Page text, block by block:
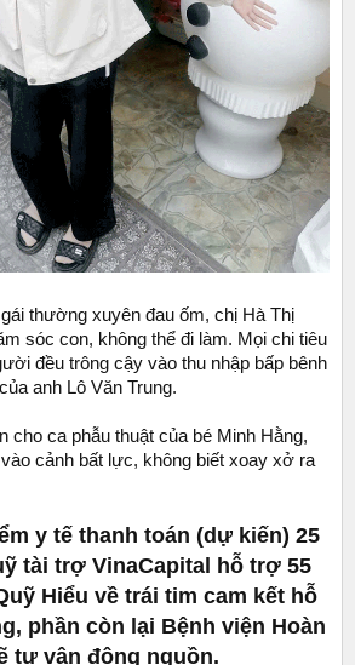
thường xuyên đau ốm, chị Hà Thị
sóc con, không thể đi làm. Mọi chi tiêu
đều trông cậy vào thu nhập bấp bênh
anh Lô Văn Trung.
cho ca phẫu thuật của bé Minh Hằng,
cảnh bất lực, không biết xoay xở ra
y tế thanh toán (dự kiến) 25
tài trợ VinaCapital hỗ trợ 55
Hiểu về trái tim cam kết hỗ
phần còn lại Bệnh viện Hoàn
tự vận động nguồn.